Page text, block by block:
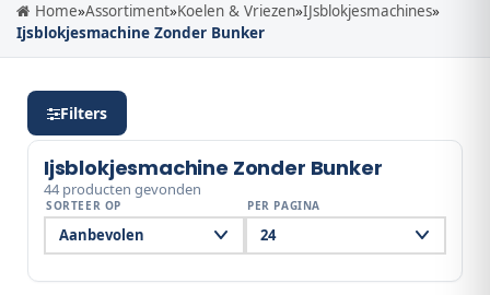
Home»Assortiment»Koelen & Vriezen»IJsblokjesmachines»
Ijsblokjesmachine Zonder Bunker
Filters
Ijsblokjesmachine Zonder Bunker
44 producten gevonden
SORTEER OP PER PAGINA